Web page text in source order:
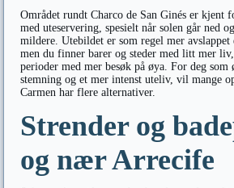
Området rundt Charco de San Ginés er kjent
med uteservering, spesielt når solen går ned
mildere. Utebildet er som regel mer avslappet
men du finner barer og steder med litt mer
perioder med mer besøk på øya. For deg som
stemning og et mer intenst uteliv, vil mange
Carmen har flere alternativer.
Strender og
og nær Arrecife